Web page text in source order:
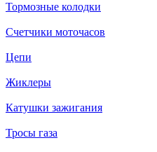
Тормозные колодки
Счетчики моточасов
Цепи
Жиклеры
Катушки зажигания
Тросы газа